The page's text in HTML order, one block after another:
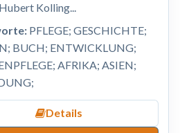
Kolling...
PFLEGE; GESCHICHTE;
BUCH; ENTWICKLUNG;
AFRIKA; ASIEN;
Details